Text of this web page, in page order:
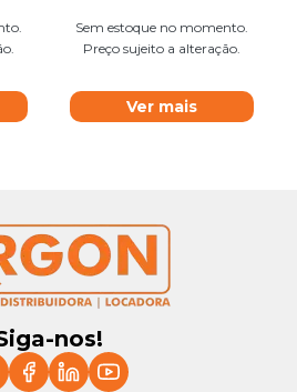
Sem estoque no momento.
Preço sujeito a alteração.
Ver mais
nos!